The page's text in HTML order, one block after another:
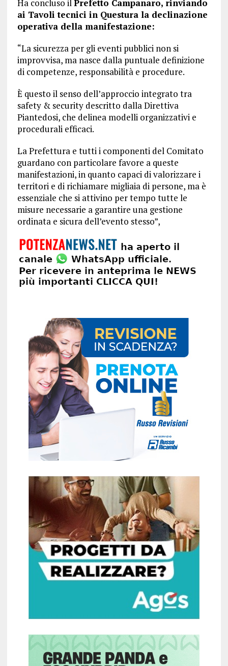
Ha concluso ilPrefetto Campanaro, rinviando
ai Tavoli tecnici in Questura la declinazione
operativa della manifestazione:
“La sicurezza per gli eventi pubblici non si
improvvisa, ma nasce dalla puntuale definizione
di competenze, responsabilità e procedure.
È questo il senso dell’approccio integrato tra
safety & security descritto dalla Direttiva
Piantedosi, che delinea modelli organizzativi e
procedurali efficaci.
La Prefettura e tutti i componenti del Comitato
guardano con particolare favore a queste
manifestazioni, in quanto capaci di valorizzare i
territori e di richiamare migliaia di persone, ma è
essenziale che si attivino per tempo tutte le
misure necessarie a garantire una gestione
ordinata e sicura dell’evento stesso”,